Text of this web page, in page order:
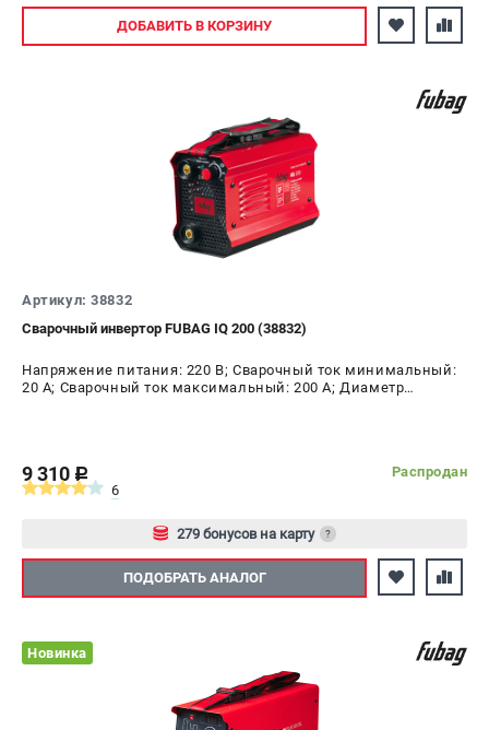
Авторизуйтесь
ДОБАВИТЬ В КОРЗИНУ
Артикул: 38832
Сварочный инвертор FUBAG IQ 200 (38832)
Напряжение питания: 220 В; Сварочный ток минимальный:
20 А; Сварочный ток максимальный: 200 А; Диаметр
9 310 c
Распродан
6
279 бонусов на карту ?
Авторизуйтесь
ПОДОБРАТЬ АНАЛОГ
Новинка